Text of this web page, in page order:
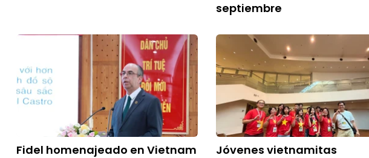
septiembre
Fidel homenajeado en Vietnam
Jóvenes vietnamitas